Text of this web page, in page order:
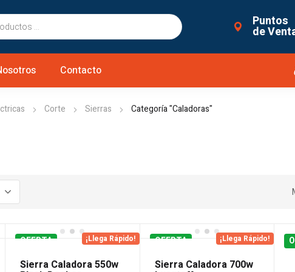
Puntos
de
Contacto
Corte Sierras Categoría "Caladoras"
OFERTA ¡Llega Rápido!
Sierra Caladora 550w
OFERTA ¡Llega Rápido!
Sierra Caladora 700w